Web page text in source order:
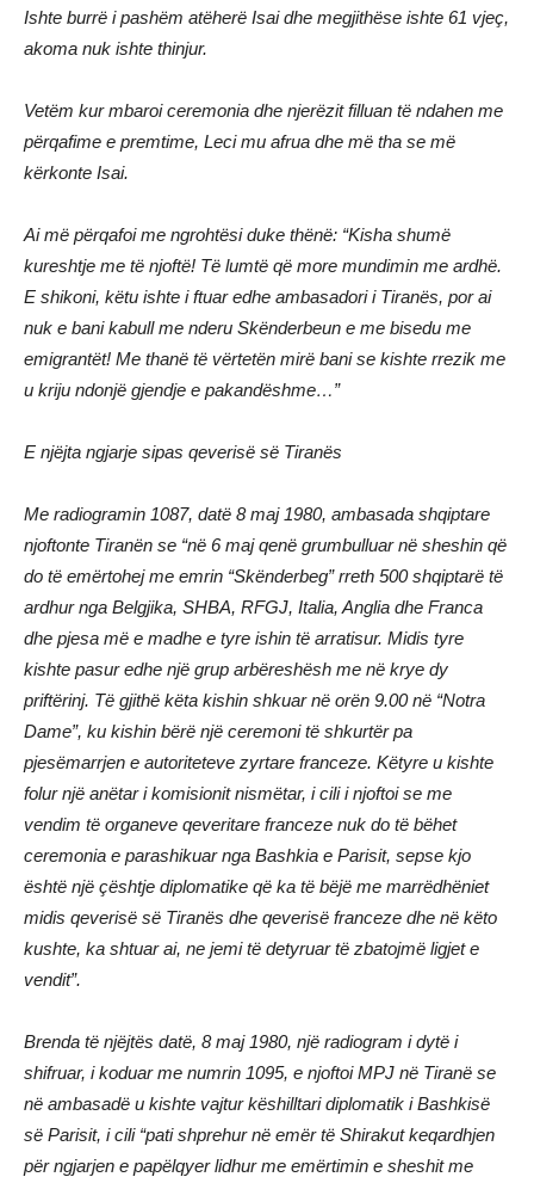
Ishte burrë i pashëm atëherë Isai dhe megjithëse ishte 61 vjeç,
akoma nuk ishte thinjur.
Vetëm kur mbaroi ceremonia dhe njerëzit filluan të ndahen me
përqafime e premtime, Leci mu afrua dhe më tha se më
kërkonte Isai.
Ai më përqafoi me ngrohtësi duke thënë: “Kisha shumë
kureshtje me të njoftë! Të lumtë që more mundimin me ardhë.
E shikoni, këtu ishte i ftuar edhe ambasadori i Tiranës, por ai
nuk e bani kabull me nderu Skënderbeun e me bisedu me
emigrantët! Me thanë të vërtetën mirë bani se kishte rrezik me
u kriju ndonjë gjendje e pakandëshme…”
E njëjta ngjarje sipas qeverisë së Tiranës
Me radiogramin 1087, datë 8 maj 1980, ambasada shqiptare
njoftonte Tiranën se “në 6 maj qenë grumbulluar në sheshin që
do të emërtohej me emrin “Skënderbeg” rreth 500 shqiptarë të
ardhur nga Belgjika, SHBA, RFGJ, Italia, Anglia dhe Franca
dhe pjesa më e madhe e tyre ishin të arratisur. Midis tyre
kishte pasur edhe një grup arbëreshësh me në krye dy
priftërinj. Të gjithë këta kishin shkuar në orën 9.00 në “Notra
Dame”, ku kishin bërë një ceremoni të shkurtër pa
pjesëmarrjen e autoriteteve zyrtare franceze. Këtyre u kishte
folur një anëtar i komisionit nismëtar, i cili i njoftoi se me
vendim të organeve qeveritare franceze nuk do të bëhet
ceremonia e parashikuar nga Bashkia e Parisit, sepse kjo
është një çështje diplomatike që ka të bëjë me marrëdhëniet
midis qeverisë së Tiranës dhe qeverisë franceze dhe në këto
kushte, ka shtuar ai, ne jemi të detyruar të zbatojmë ligjet e
vendit”.
Brenda të njëjtës datë, 8 maj 1980, një radiogram i dytë i
shifruar, i koduar me numrin 1095, e njoftoi MPJ në Tiranë se
në ambasadë u kishte vajtur këshilltari diplomatik i Bashkisë
së Parisit, i cili “pati shprehur në emër të Shirakut keqardhjen
për ngjarjen e papëlqyer lidhur me emërtimin e sheshit me